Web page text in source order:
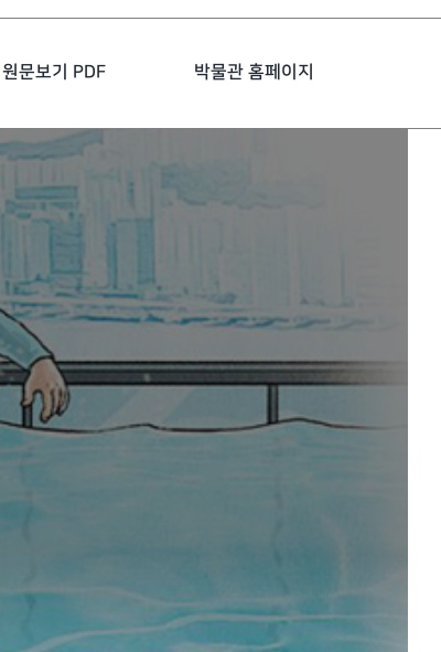
원문보기 PDF 박물관 홈페이지